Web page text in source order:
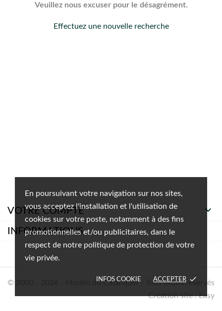
En poursuivant votre navigation sur nos sites,
vous acceptez l'installation et l'utilisation de
cookies sur votre poste, notamment à des fins
promotionnelles et/ou publicitaires, dans le
respect de notre politique de protection de votre
vie privée.
INFOS COOKIE ACCEPTER done
Veuillez nous excuser pour le désagrément.
Effectuez une nouvelle recherche
VOTRE COMPTE 
INFORMATIONS
© 2000 - 2026 - Moulin du Calanquet - Tous droits réservés
Création site : Easy